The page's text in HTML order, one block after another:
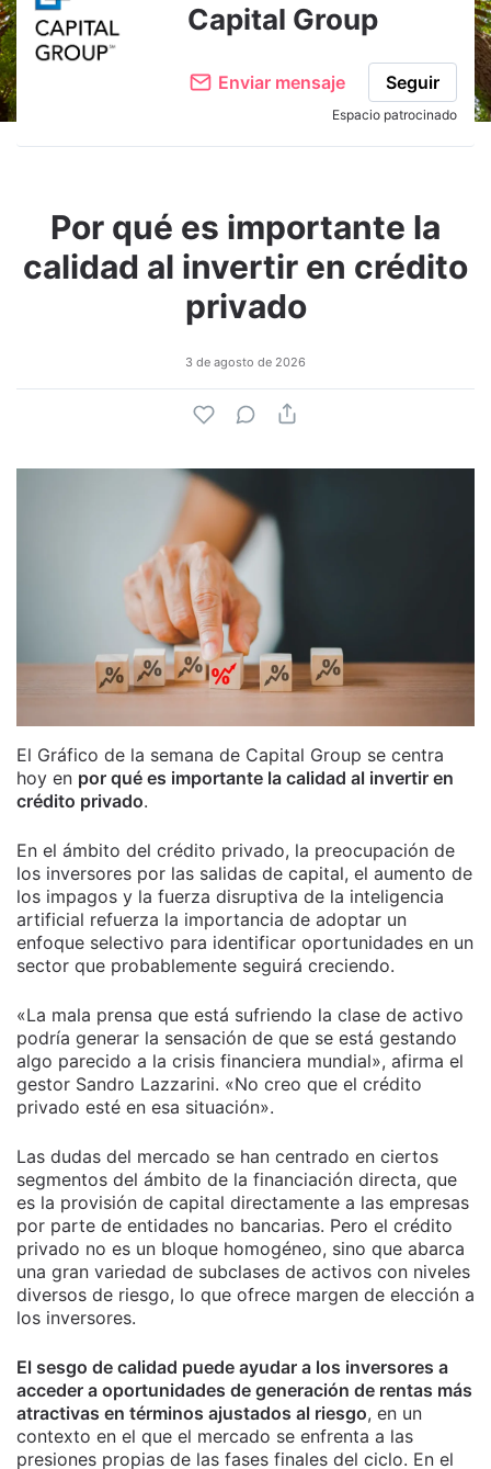
Capital Group
Enviar mensaje Seguir
Espacio patrocinado
Por qué es importante la
calidad al invertir en crédito
privado
3 de agosto de 2026
El Gráfico de la semana de Capital Group se centra
hoy en por qué es importante la calidad al invertir en
crédito privado.
En el ámbito del crédito privado, la preocupación de
los inversores por las salidas de capital, el aumento de
los impagos y la fuerza disruptiva de la inteligencia
artificial refuerza la importancia de adoptar un
enfoque selectivo para identificar oportunidades en un
sector que probablemente seguirá creciendo.
«La mala prensa que está sufriendo la clase de activo
podría generar la sensación de que se está gestando
algo parecido a la crisis financiera mundial», afirma el
gestor Sandro Lazzarini. «No creo que el crédito
privado esté en esa situación».
Las dudas del mercado se han centrado en ciertos
segmentos del ámbito de la financiación directa, que
es la provisión de capital directamente a las empresas
por parte de entidades no bancarias. Pero el crédito
privado no es un bloque homogéneo, sino que abarca
una gran variedad de subclases de activos con niveles
diversos de riesgo, lo que ofrece margen de elección a
los inversores.
El sesgo de calidad puede ayudar a los inversores a
acceder a oportunidades de generación de rentas más
atractivas en términos ajustados al riesgo, en un
contexto en el que el mercado se enfrenta a las
presiones propias de las fases finales del ciclo. En el